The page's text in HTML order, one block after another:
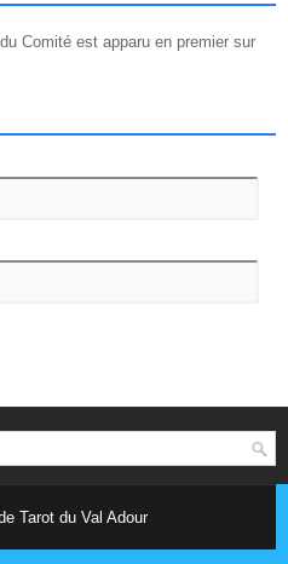
Comité est apparu en premier sur
Tarot du Val Adour